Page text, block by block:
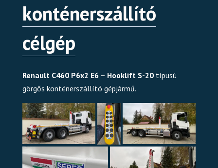
konténerszállító
célgép
Renault C460 P6x2 E6 – Hooklift S-20 típusú
görgős konténerszállító gépjármű.